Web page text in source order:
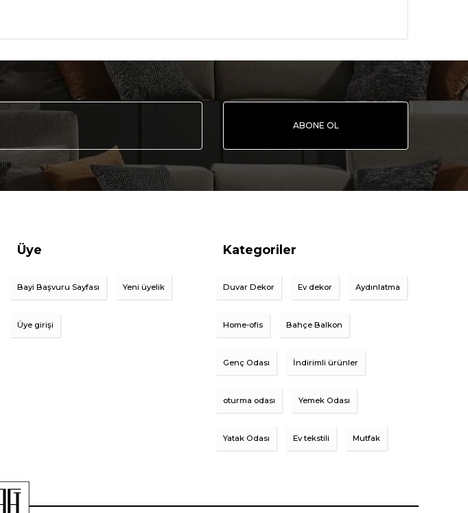
ABONE OL
Üye
Bayi Başvuru Sayfası Yeni üyelik
Üye girişi
Kategoriler
Duvar Dekor Ev dekor Aydınlatma
Home-ofis Bahçe Balkon
Genç Odası İndirimli ürünler
oturma odası Yemek Odası
Yatak Odası Ev tekstili Mutfak